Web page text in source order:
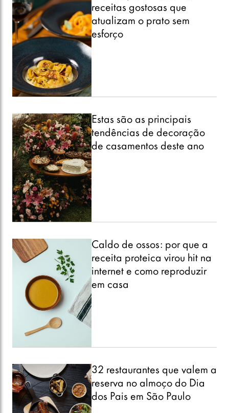
receitas gostosas que
atualizam o prato sem
esforço
Estas são as principais
tendências de decoração
de casamentos deste ano
Caldo de ossos: por que a
receita proteica virou hit na
internet e como reproduzir
em casa
32 restaurantes que valem a
reserva no almoço do Dia
dos Pais em São Paulo